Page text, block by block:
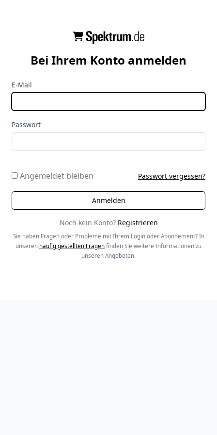
Bei Ihrem Konto anmelden
E-Mail
Passwort
Angemeldet bleiben Passwort vergessen?
Noch kein Konto? Registrieren
Sie haben Fragen oder Probleme mit Ihrem Login oder Abonnement? In
unseren häufig gestellten Fragen finden Sie weitere Informationen zu
unseren Angeboten.